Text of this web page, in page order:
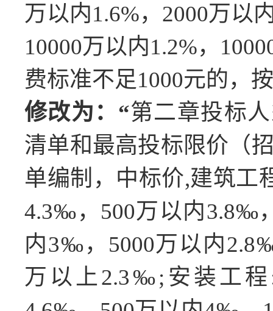
万以内1.6%，2000万以
10000万以内1.2%，
费标准不足1000元的，
修改为： “第二章投标
清单和最高投标限价（
单编制，中标价,建筑工
4.3‰，500万以内3.8‰
内3‰，5000万以内
万以上2.3‰;安装工